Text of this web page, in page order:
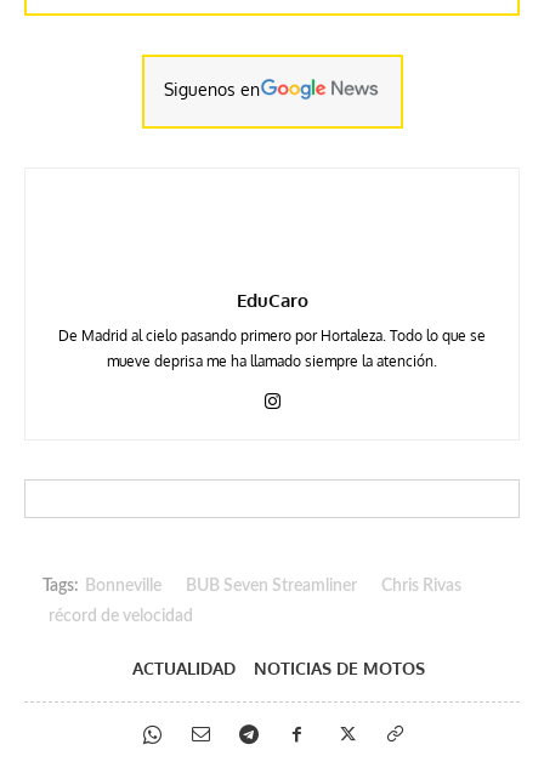
Siguenos en
EduCaro
De Madrid al cielo pasando primero por Hortaleza. Todo lo que se
mueve deprisa me ha llamado siempre la atención.
Tags: Bonneville BUB Seven Streamliner
Chris Rivas
récord de velocidad
ACTUALIDAD NOTICIAS DE MOTOS